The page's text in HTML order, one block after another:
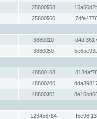
25800558
25800560
3880010
3880050
48800108
48800200
48800301
123456784